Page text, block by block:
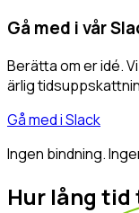
Gå med i vår
Berätta om er idé.
ärlig
Gå med i Slack
Ingen bindning.
Hur lång